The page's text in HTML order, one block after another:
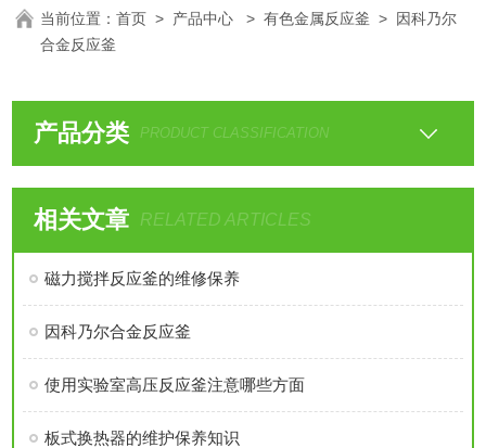
当前位置：首页 > 产品中心 >有色金属反应釜 > 因科乃尔
合金反应釜
产品分类 PRODUCT CLASSIFICATION
相关文章 RELATED ARTICLES
磁力搅拌反应釜的维修保养
因科乃尔合金反应釜
使用实验室高压反应釜注意哪些方面
板式换热器的维护保养知识